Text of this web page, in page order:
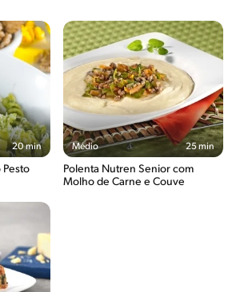
20 min
Pesto
Médio 25 min
Polenta Nutren Senior com
Molho de Carne e Couve